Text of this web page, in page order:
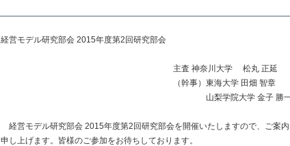
経営モデル研究部会 2015年度第2回研究部会
主査 神奈川大学 松丸 正延
（幹事）東海大学 田畑 智章
山梨学院大学 金子 勝
経営モデル研究部会 2015年度第2回研究部会を開催いたしますので、ご案内
申し上げます。皆様のご参加をお待ちしております。